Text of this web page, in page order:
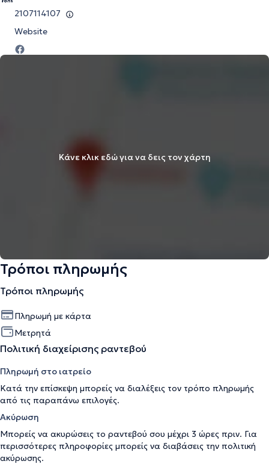
2107114107
Website
Κάνε κλικ εδώ για να δεις τον χάρτη
Τρόποι πληρωμής
Τρόποι πληρωμής
Πληρωμή με κάρτα
Μετρητά
Πολιτική διαχείρισης ραντεβού
Πληρωμή στο ιατρείο
Κατά την επίσκεψη μπορείς να διαλέξεις τον τρόπο πληρωμής
από τις παραπάνω επιλογές.
Ακύρωση
Μπορείς να ακυρώσεις το ραντεβού σου μέχρι 3 ώρες πριν. Για
περισσότερες πληροφορίες μπορείς να διαβάσεις την πολιτική
ακύρωσης.